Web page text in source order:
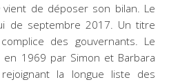
de déposer son bilan. Le
de septembre 2017. Un titre
des gouvernants. Le
1969 par Simon et Barbara
la longue liste des